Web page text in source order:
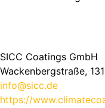
SICC Coatings GmbH
Wackenbergstraße,
info@sicc.de
https://